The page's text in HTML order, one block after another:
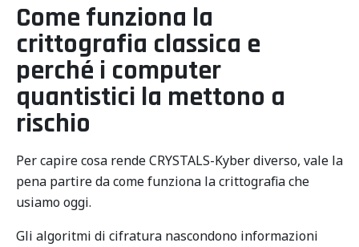
Come funziona la
crittografia classica e
perché i computer
quantistici la mettono a
rischio
Per capire cosa rende CRYSTALS-Kyber diverso, vale la
pena partire da come funziona la crittografia che
usiamo oggi.
Gli algoritmi di cifratura nascondono informazioni